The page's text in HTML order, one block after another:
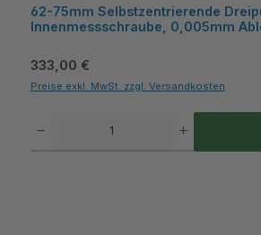
62-75mm Selbstzentrierende
Innenmessschraube, 0,005mm
Regulärer Preis:
333,00 €
Preise exkl. MwSt. zzgl. Versandkosten